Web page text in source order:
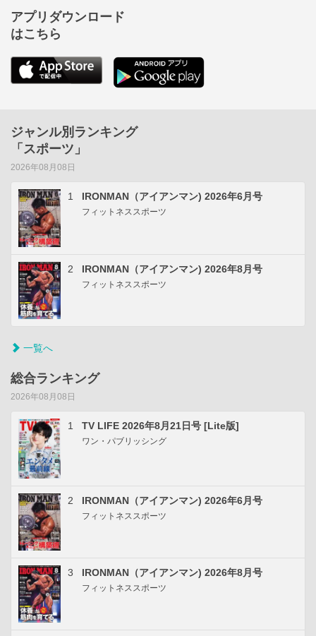
アプリダウンロード
はこちら
ジャンル別ランキング
「スポーツ」
2026年08月08日
1 IRONMAN（アイアンマン) 2026年6月号
フィットネススポーツ
2 IRONMAN（アイアンマン) 2026年8月号
フィットネススポーツ
一覧へ
総合ランキング
2026年08月08日
1 TV LIFE 2026年8月21日号 [Lite版]
ワン・パブリッシング
2 IRONMAN（アイアンマン) 2026年6月号
フィットネススポーツ
3 IRONMAN（アイアンマン) 2026年8月号
フィットネススポーツ